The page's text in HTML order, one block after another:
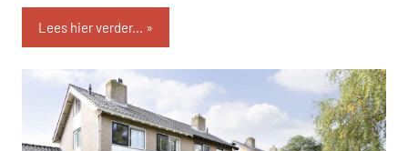
Lees hier verder...